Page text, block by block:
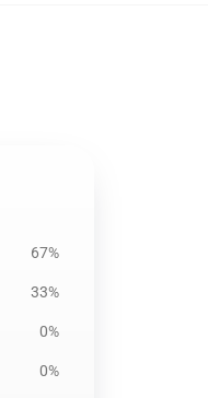
67%
33%
0%
0%